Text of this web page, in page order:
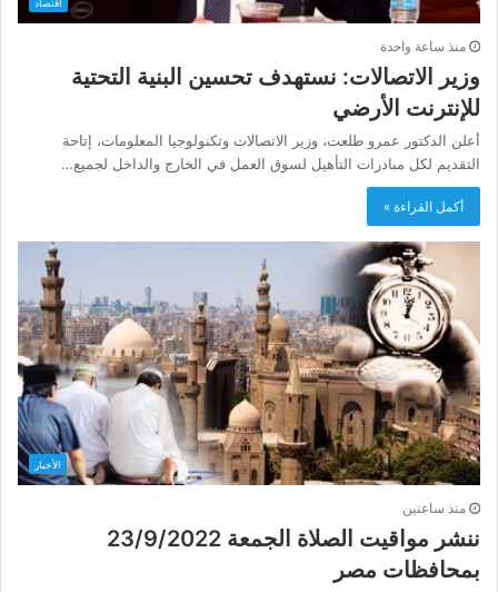
اقتصاد
منذ ساعة واحدة
وزير الاتصالات: نستهدف تحسين البنية التحتية
للإنترنت الأرضي
أعلن الدكتور عمرو طلعت، وزير الاتصالات وتكنولوجيا المعلومات، إتاحة
التقديم لكل مبادرات التأهيل لسوق العمل في الخارج والداخل لجميع…
أكمل القراءة »
الأخبار
منذ ساعتين
ننشر مواقيت الصلاة الجمعة 23/9/2022
بمحافظات مصر